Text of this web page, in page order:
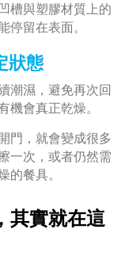
槽與塑膠材質上的
停留在表面。
狀態
潮濕，避免再次回
機會真正乾燥。
門，就會變成很多
一次，或者仍然需
的餐具。
其實就在這